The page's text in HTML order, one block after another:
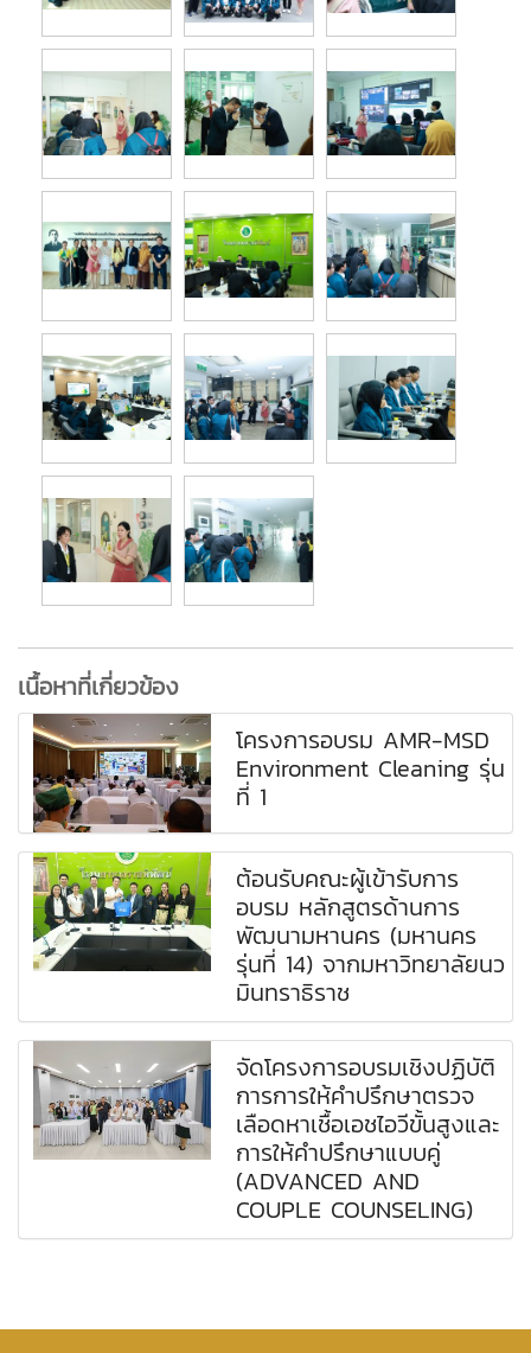
เนื้อหาที่เกี่ยวข้อง
โครงการอบรม AMR-MSD
Environment Cleaning รุ่น
ที่ 1
ต้อนรับคณะผู้เข้ารับการ
อบรม หลักสูตรด้านการ
พัฒนามหานคร (มหานคร
รุ่นที่ 14) จากมหาวิทยาลัยนว
มินทราธิราช
จัดโครงการอบรมเชิงปฏิบัติ
การการให้คำปรึกษาตรวจ
เลือดหาเชื้อเอชไอวีขั้นสูงและ
การให้คำปรึกษาแบบคู่
(ADVANCED AND
COUPLE COUNSELING)